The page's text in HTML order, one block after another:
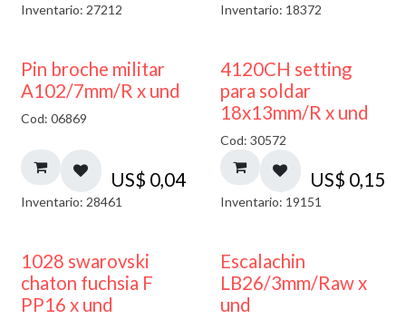
Inventario: 27212 Inventario: 18372
Pin broche militar
A102/7mm/R x und
Cod: 06869
US$ 0,04
Inventario: 28461
4120CH setting
para soldar
18x13mm/R x und
Cod: 30572
US$ 0,15
Inventario: 19151
1028 swarovski
chaton fuchsia F
PP16 x und
Escalachin
LB26/3mm/Raw x
und